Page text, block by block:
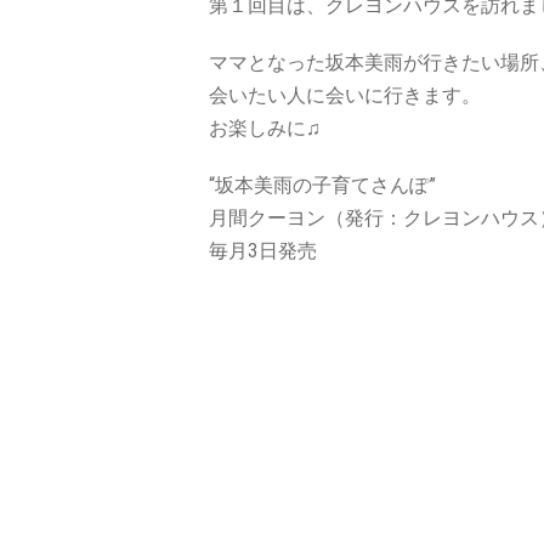
第１回目は、クレヨンハウスを訪れま
ママとなった坂本美雨が行きたい場所
会いたい人に会いに行きます。
お楽しみに♫
“坂本美雨の子育てさんぽ”
月間クーヨン（発行：クレヨンハウス
毎月3日発売